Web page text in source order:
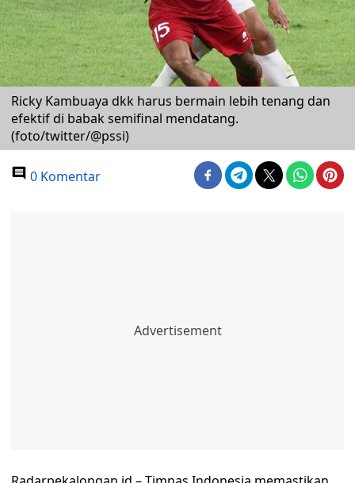
Ricky Kambuaya dkk harus bermain lebih tenang dan
efektif di babak semifinal mendatang.
(foto/twitter/@pssi)
0 Komentar